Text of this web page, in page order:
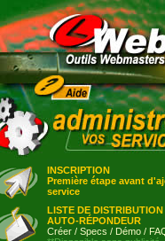
INSCRIPTION
Première étape avant
service
LISTE DE
AUTO-RÉPONDEUR
Créer / Specs / Démo /